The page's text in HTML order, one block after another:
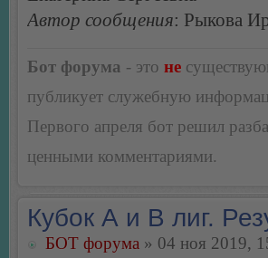
Автор сообщения: Рыкова
Бот форума - это не
публикует служебную
Первого апреля бот решил
ценными комментариями.
Кубок А и В лиг.
БОТ форума » 04 ноя 2019,